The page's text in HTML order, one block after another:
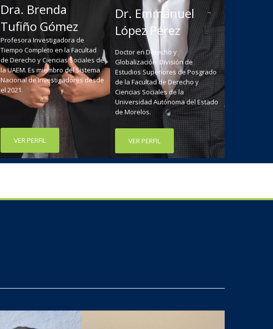
Dra. Brenda
Tufiño Gómez
Profesora Investigadora de
Tiempo Completo en la Facultad
de Derecho y Ciencias Sociales de
la UAEM. Es miembro del Sistema
Nacional de Investigadores desde
el 2021.
VER PERFIL
Dr. Emmanuel
López Pérez
Doctor en Derecho y
Globalización. División de
Estudios Superiores de Posgrado
de la Facultad de Derecho y
Ciencias Sociales de la
Universidad Autónoma del Estado
de Morelos.
VER PERFIL